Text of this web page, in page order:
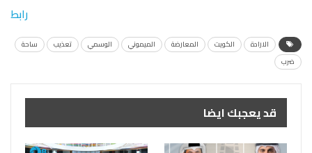
رابط
الارادة الكويت المعارضة الميموني الوسمي تعذيب
ساحة
ضرب
قد يعجبك ايضا